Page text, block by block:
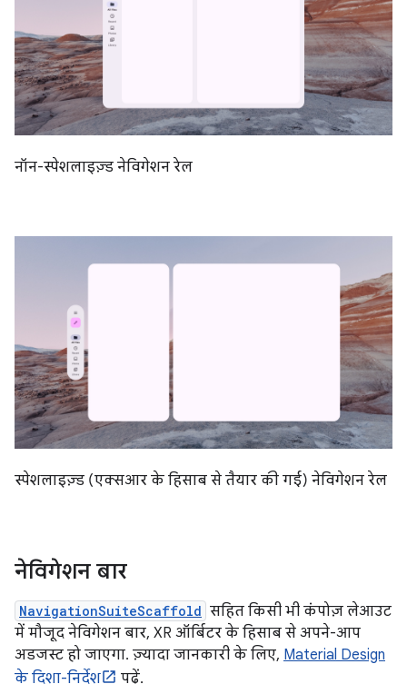
नॉन-स्पेशलाइज़्ड नेविगेशन रेल
स्पेशलाइज़्ड (एक्सआर के हिसाब से तैयार की गई) नेविगेशन रेल
नेविगेशन बार
NavigationSuiteScaffold सहित किसी भी कंपोज़ लेआउट
में मौजूद नेविगेशन बार, XR ऑर्बिटर के हिसाब से अपने-आप
अडजस्ट हो जाएगा. ज़्यादा जानकारी के लिए, Material Design
के दिशा-निर्देश
पढ़ें.